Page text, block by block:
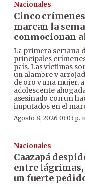
Nacionales
Cinco
marcan la
conmocionan
La primera semana
principales
país. Las víctimas
un alambre y
de oro y una mujer,
adolescente
asesinado con un
imputados en el
Agosto 8, 2026 03:03 p.
Nacionales
Caazapá
entre
un fuerte